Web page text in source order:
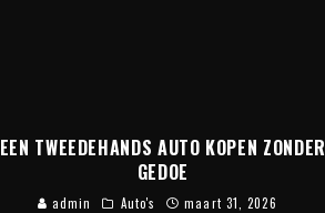
EEN TWEEDEHANDS AUTO KOPEN ZONDER
GEDOE
admin Auto's maart 31, 2026